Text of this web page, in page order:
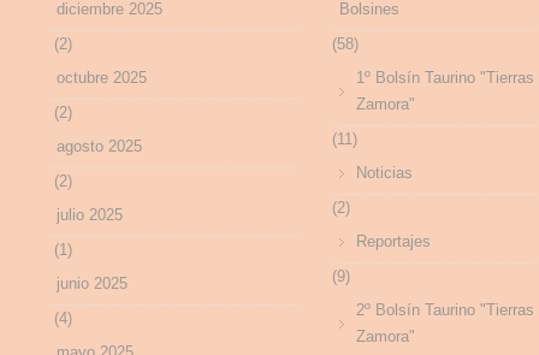
diciembre 2025
(2)
octubre 2025
(2)
agosto 2025
(2)
julio 2025
(1)
junio 2025
(4)
Bolsines
(58)
1º Bolsín Taurino "Tierras
Zamora"
(11)
Noticias
(2)
Reportajes
(9)
2º Bolsín Taurino "Tierras
Zamora"